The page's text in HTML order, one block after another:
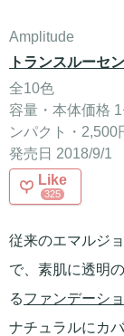
Amplitude
トランスルーセ
全10色
容量・本体価格
ンパクト・2,500
発売日 2018/9/1
Like
325
従来のエマルジ
で、素肌に透明
るファンデーシ
ナチュラルにカ